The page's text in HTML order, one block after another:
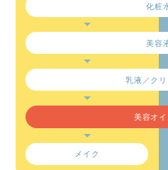
化粧
美容
乳液 ／ク
美容オ
メイク